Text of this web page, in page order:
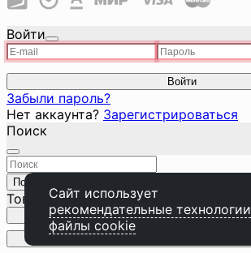
Войти
Войти
Забыли пароль?
Нет аккаунта? Зарегистрироваться
Поиск
Поиск
Товар добавлен в корзину
Перейти к корзине
Сайт использует
рекомендательные технологии
файлы cookie